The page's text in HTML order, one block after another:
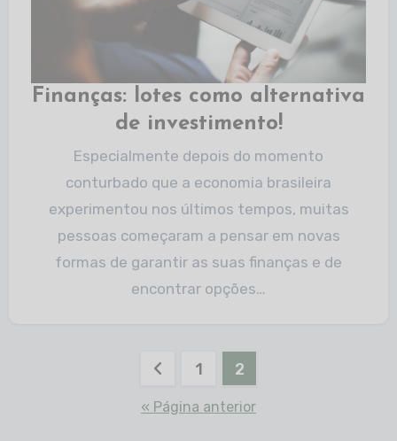
Finanças: lotes como alternativa
de investimento!
Especialmente depois do momento
conturbado que a economia brasileira
experimentou nos últimos tempos, muitas
pessoas começaram a pensar em novas
formas de garantir as suas finanças e de
encontrar opções…
1 2
« Página anterior